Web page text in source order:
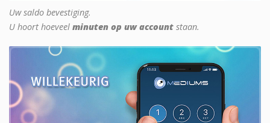
Uw saldo bevestiging.
U hoort hoeveel minuten op uw account staan.